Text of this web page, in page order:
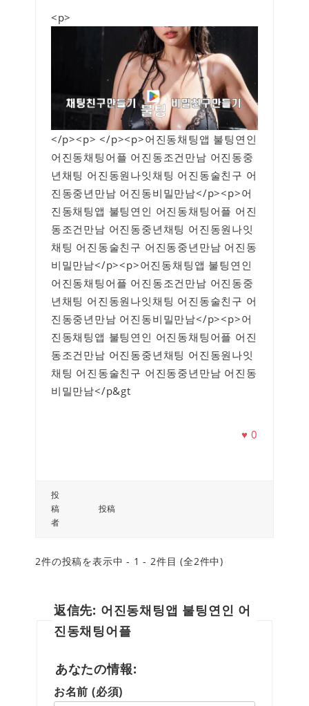
<p>
</p><p> </p><p>어진동채팅앱 불팅연인
어진동채팅어플 어진동조건만남 어진동중
년채팅 어진동원나잇채팅 어진동술친구 어
진동중년만남 어진동비밀만남</p><p>어
진동채팅앱 불팅연인 어진동채팅어플 어진
동조건만남 어진동중년채팅 어진동원나잇
채팅 어진동술친구 어진동중년만남 어진동
비밀만남</p><p>어진동채팅앱 불팅연인
어진동채팅어플 어진동조건만남 어진동중
년채팅 어진동원나잇채팅 어진동술친구 어
진동중년만남 어진동비밀만남</p><p>어
진동채팅앱 불팅연인 어진동채팅어플 어진
동조건만남 어진동중년채팅 어진동원나잇
채팅 어진동술친구 어진동중년만남 어진동
비밀만남</p&gt
♥0
投
稿
者
投稿
2件の投稿を表示中 - 1 - 2件目 (全2件中)
返信先: 어진동채팅앱 불팅연인 어
진동채팅어플
あなたの情報:
お名前 (必須)